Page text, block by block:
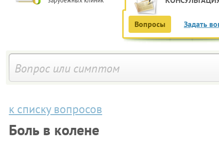
Вопросы Задать
к списку вопросов
Боль в колене